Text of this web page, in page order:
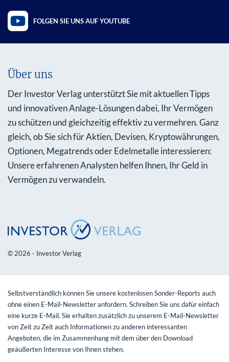
FOLGEN SIE UNS AUF YOUTUBE
Über uns
Der Investor Verlag unterstützt Sie mit aktuellen Tipps
und innovativen Anlage-Lösungen dabei, Ihr Vermögen
zu schützen und gleichzeitig effektiv zu vermehren. Ganz
gleich, ob Sie sich für Aktien, Devisen, Kryptowährungen,
Optionen, Megatrends oder Edelmetalle interessieren:
Unsere erfahrenen Analysten helfen Ihnen, Ihr Geld in
Vermögen zu verwandeln.
© 2026 - Investor Verlag
Selbstverständlich können Sie unsere kostenlosen Sonder-Reports auch
ohne einen E-Mail-Newsletter anfordern. Schreiben Sie uns dafür einfach
eine kurze E-Mail. Sie erhalten zusätzlich zu unserem E-Mail-Newsletter
von Zeit zu Zeit auch Informationen zu anderen interessanten
Angeboten, die im Zusammenhang mit dem über den Download
geäußerten Interesse von Ihnen stehen.